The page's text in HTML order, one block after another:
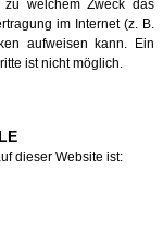
welchem Zweck das
im Internet (z. B.
aufweisen kann. Ein
ist nicht möglich.
dieser Website ist: